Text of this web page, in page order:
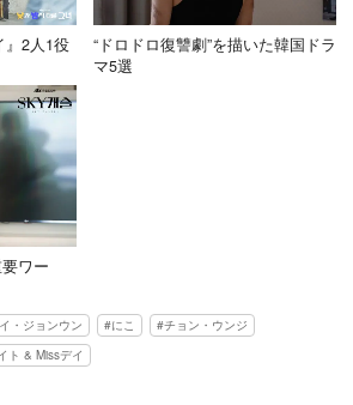
』2人1役
“ドロドロ復讐劇”を描いた韓国ドラ
マ5選
ワー
イ・ジョンウン にこ
チョン・ウンジ
ト & Missデイ